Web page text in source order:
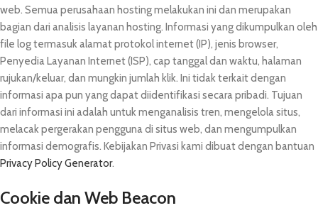
web. Semua perusahaan hosting melakukan ini dan merupakan
bagian dari analisis layanan hosting. Informasi yang dikumpulkan oleh
file log termasuk alamat protokol internet (IP), jenis browser,
Penyedia Layanan Internet (ISP), cap tanggal dan waktu, halaman
rujukan/keluar, dan mungkin jumlah klik. Ini tidak terkait dengan
informasi apa pun yang dapat diidentifikasi secara pribadi. Tujuan
dari informasi ini adalah untuk menganalisis tren, mengelola situs,
melacak pergerakan pengguna di situs web, dan mengumpulkan
informasi demografis. Kebijakan Privasi kami dibuat dengan bantuan
Privacy Policy Generator.
Cookie dan Web Beacon